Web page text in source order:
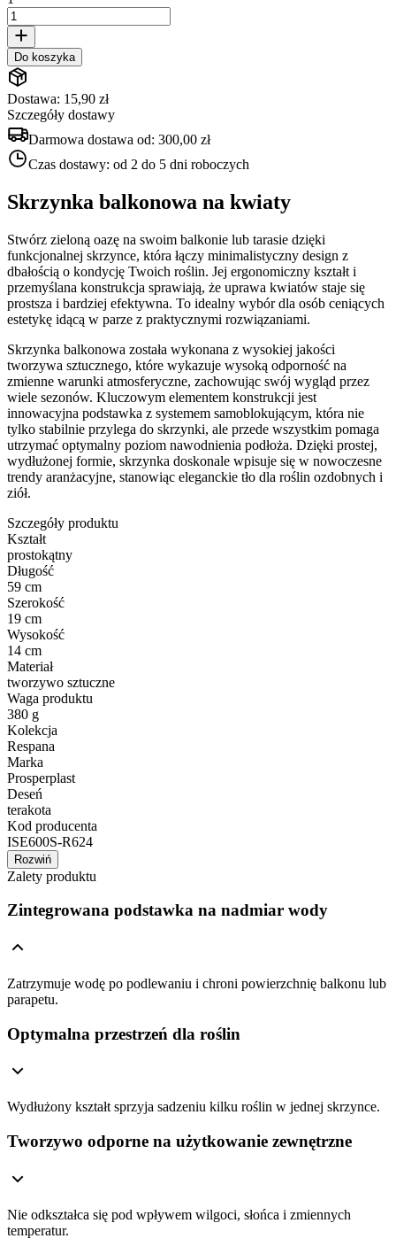
Do koszyka
Dostawa: 15,90 zł
Szczegóły dostawy
Darmowa dostawa od: 300,00 zł
Czas dostawy: od 2 do 5 dni roboczych
Skrzynka balkonowa na kwiaty
Stwórz zieloną oazę na swoim balkonie lub tarasie dzięki
funkcjonalnej skrzynce, która łączy minimalistyczny design z
dbałością o kondycję Twoich roślin. Jej ergonomiczny kształt i
przemyślana konstrukcja sprawiają, że uprawa kwiatów staje się
prostsza i bardziej efektywna. To idealny wybór dla osób ceniących
estetykę idącą w parze z praktycznymi rozwiązaniami.
Skrzynka balkonowa została wykonana z wysokiej jakości
tworzywa sztucznego, które wykazuje wysoką odporność na
zmienne warunki atmosferyczne, zachowując swój wygląd przez
wiele sezonów. Kluczowym elementem konstrukcji jest
innowacyjna podstawka z systemem samoblokującym, która nie
tylko stabilnie przylega do skrzynki, ale przede wszystkim pomaga
utrzymać optymalny poziom nawodnienia podłoża. Dzięki prostej,
wydłużonej formie, skrzynka doskonale wpisuje się w nowoczesne
trendy aranżacyjne, stanowiąc eleganckie tło dla roślin ozdobnych i
ziół.
Szczegóły produktu
Kształt
prostokątny
Długość
59 cm
Szerokość
19 cm
Wysokość
14 cm
Materiał
tworzywo sztuczne
Waga produktu
380 g
Kolekcja
Respana
Marka
Prosperplast
Deseń
terakota
Kod producenta
ISE600S-R624
Rozwiń
Zalety produktu
Zintegrowana podstawka na nadmiar wody
Zatrzymuje wodę po podlewaniu i chroni powierzchnię balkonu lub
parapetu.
Optymalna przestrzeń dla roślin
Wydłużony kształt sprzyja sadzeniu kilku roślin w jednej skrzynce.
Tworzywo odporne na użytkowanie zewnętrzne
Nie odkształca się pod wpływem wilgoci, słońca i zmiennych
temperatur.